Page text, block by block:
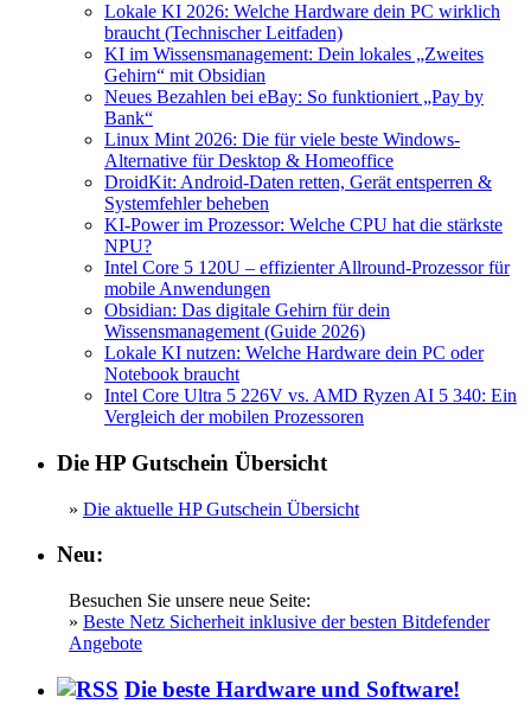
Lokale KI 2026: Welche Hardware dein PC wirklich
braucht (Technischer Leitfaden)
KI im Wissensmanagement: Dein lokales „Zweites
Gehirn“ mit Obsidian
Neues Bezahlen bei eBay: So funktioniert „Pay by
Bank“
Linux Mint 2026: Die für viele beste Windows-
Alternative für Desktop & Homeoffice
DroidKit: Android-Daten retten, Gerät entsperren &
Systemfehler beheben
KI-Power im Prozessor: Welche CPU hat die stärkste
NPU?
Intel Core 5 120U – effizienter Allround-Prozessor für
mobile Anwendungen
Obsidian: Das digitale Gehirn für dein
Wissensmanagement (Guide 2026)
Lokale KI nutzen: Welche Hardware dein PC oder
Notebook braucht
Intel Core Ultra 5 226V vs. AMD Ryzen AI 5 340: Ein
Vergleich der mobilen Prozessoren
Die HP Gutschein Übersicht
» Die aktuelle HP Gutschein Übersicht
Neu:
Besuchen Sie unsere neue Seite:
» Beste Netz Sicherheit inklusive der besten Bitdefender
Angebote
Die beste Hardware und Software!